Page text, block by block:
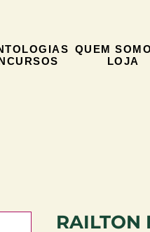
QUEM
LOJA
RAILTON